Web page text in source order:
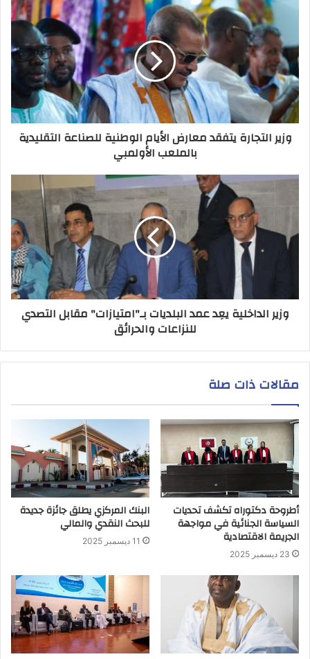
وزير التجارة يتفقد معارض الأيام الوطنية للصناعة التقليدية
بالملعب الأولمبي
وزير الداخلية يعِد عمد البلديات بـ"امتيازات" مقابل التصدي
للنزاعات والحرائق
مقالات ذات صلة
أطروحة دكتوراه تكشف تحديات
السياسة الجنائية في مواجهة
الجريمة الاقتصادية
23 ديسمبر 2025
البنك المركزي يطلق جائزة جديدة
للبحث النقدي والمالي
11 ديسمبر 2025